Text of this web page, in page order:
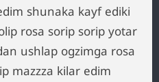
shunaka kayf ediki
rosa sorip sorip yotar
ushlap ogzimga rosa
mazzza kilar edim